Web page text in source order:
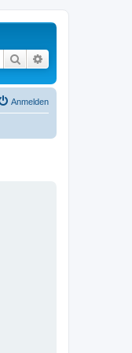
Suche
Anmelden